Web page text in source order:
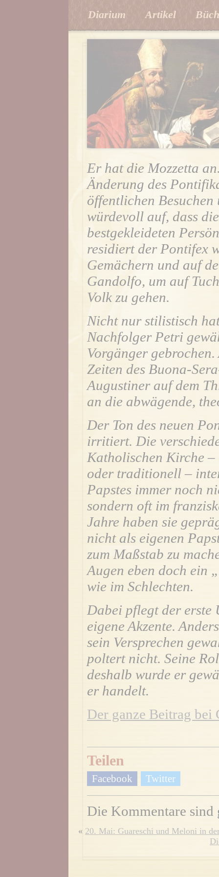
Diarium Artikel
Er hat die Mozzetta
Änderung des
öffentlichen Besuchen
würdevoll auf, dass
bestgekleideten
residiert der Pontifex
Gemächern und auf
Gandolfo, um auf
Volk zu gehen.
Nicht nur stilistisch
Nachfolger Petri
Vorgänger
Zeiten des Buona-
Augustiner auf dem
an die abwägende,
Der Ton des neuen
irritiert. Die
Katholischen Kirche
oder traditionell –
Papstes immer noch
sondern oft im
Jahre haben sie
nicht als eigenen
zum Maßstab zu
Augen eben doch ein
wie im Schlechten.
Dabei pflegt der erste
eigene Akzente.
sein Versprechen
poltert nicht. Seine
deshalb wurde er
er handelt.
Der ganze Beitrag bei
Teilen
Facebook Twitter
Die Kommentare sind
« 20. Mai: Guareschi und Meloni in